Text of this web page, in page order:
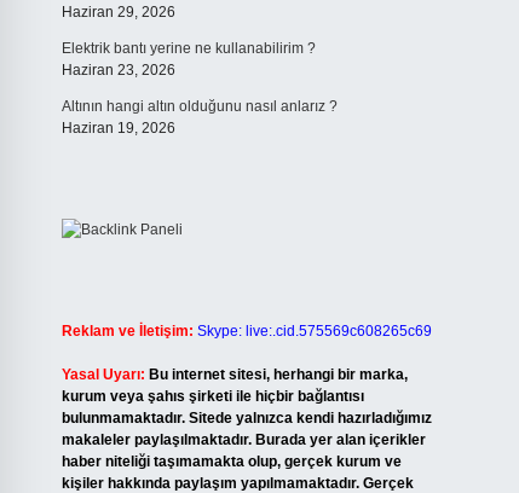
Haziran 29, 2026
Elektrik bantı yerine ne kullanabilirim ?
Haziran 23, 2026
Altının hangi altın olduğunu nasıl anlarız ?
Haziran 19, 2026
Reklam ve İletişim: Skype: live:.cid.575569c608265c69
Yasal Uyarı: Bu internet sitesi, herhangi bir marka,
kurum veya şahıs şirketi ile hiçbir bağlantısı
bulunmamaktadır. Sitede yalnızca kendi hazırladığımız
makaleler paylaşılmaktadır. Burada yer alan içerikler
haber niteliği taşımamakta olup, gerçek kurum ve
kişiler hakkında paylaşım yapılmamaktadır. Gerçek